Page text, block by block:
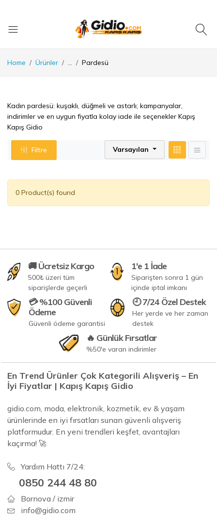
Home Ürünler ... Pardesü
Kadın pardesü: kuşaklı, düğmeli ve astarlı; kampanyalar,
indirimler ve en uygun fiyatla kolay iade ile seçenekler Kapış
Kapış Gidio
Filtre Varsayılan
0 Product(s) found
🚚 Ücretsiz Kargo
500₺ üzeri tüm
siparişlerde geçerli
1'e 1 İade
Siparişten sonra 1 gün
içinde iptal imkanı
💳 %100 Güvenli
Ödeme
Güvenli ödeme garantisi
🕘 7/24 Özel Destek
Her yerde ve her zaman
destek
🔥 Günlük Fırsatlar
%50'e varan indirimler
En Trend Ürünler Çok Kategorili Alışveriş – En
İyi Fiyatlar | Kapış Kapış Gidio
gidio.com, moda, elektronik, kozmetik, ev & yaşam
ürünlerinde en iyi fırsatları sunan güvenli alışveriş
platformudur. En yeni trendleri keşfet, avantajları
kaçırma! 🚀
Yardım Hattı 7/24:
0850 244 48 80
Bornova / izmir
info@gidio.com